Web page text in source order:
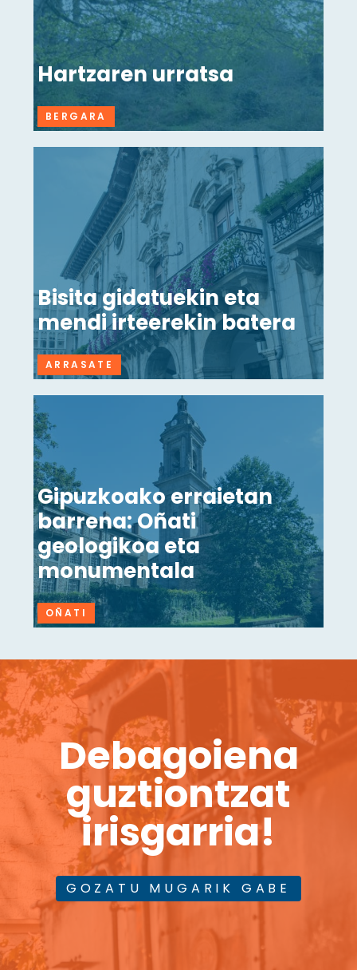
Hartzaren urratsa
BERGARA
Bisita gidatuekin eta
mendi irteerekin batera
ARRASATE
Gipuzkoako erraietan
barrena: Oñati
geologikoa eta
monumentala
OÑATI
Debagoiena
guztiontzat
irisgarria!
GOZATU MUGARIK GABE